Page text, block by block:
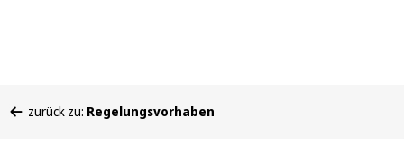
befinden
zurück zu: Regelungsvorhaben